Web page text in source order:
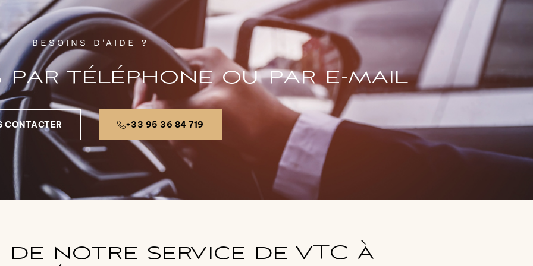
BESOINS D'AIDE ?
téléphone ou par e-mail
CONTACTER +33 95 36 84 719
de notre service de VTC à